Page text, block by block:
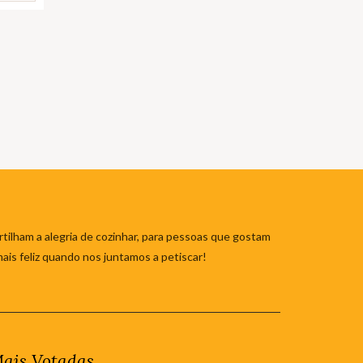
a alegria de cozinhar, para pessoas que gostam
feliz quando nos juntamos a petiscar!